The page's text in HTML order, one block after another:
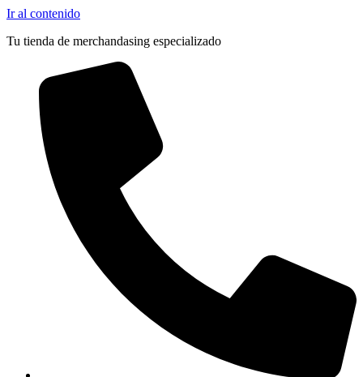
Ir al contenido
Tu tienda de merchandasing especializado